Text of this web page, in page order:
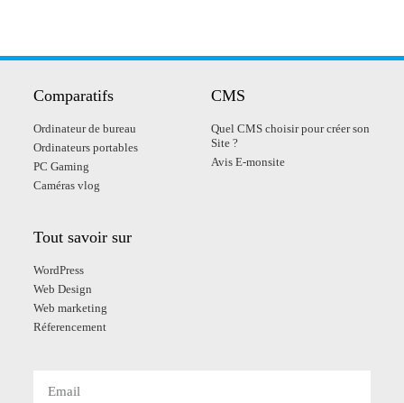
Comparatif​s
Ordinateur de bureau
Ordinateurs portables
PC Gaming
Caméras vlog
CMS
Quel CMS choisir pour créer son
Site ?
Avis E-monsite
Tout savoir sur
WordPress
Web Design
Web marketing
Réferencement